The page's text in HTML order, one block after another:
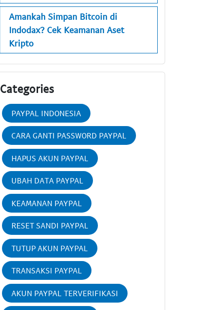
Amankah Simpan Bitcoin di
Indodax? Cek Keamanan Aset
Kripto
Categories
PAYPAL INDONESIA
CARA GANTI PASSWORD PAYPAL
HAPUS AKUN PAYPAL
UBAH DATA PAYPAL
KEAMANAN PAYPAL
RESET SANDI PAYPAL
TUTUP AKUN PAYPAL
TRANSAKSI PAYPAL
AKUN PAYPAL TERVERIFIKASI